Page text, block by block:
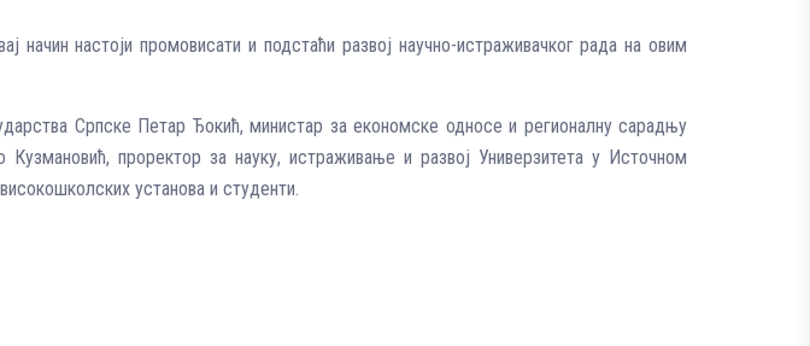
настоји промовисати и подстаћи развој научно-истраживачког рада на овим
Српске Петар Ђокић, министар за економске односе и регионалну сарадњу
проректор за науку, истраживање и развој Универзитета у Источном
установа и студенти.